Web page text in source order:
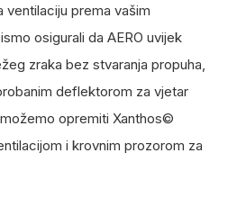
ventilaciju prema vašim
osigurali da AERO uvijek
zraka bez stvaranja propuha,
deflektorom za vjetar
opremiti Xanthos©
i krovnim prozorom za